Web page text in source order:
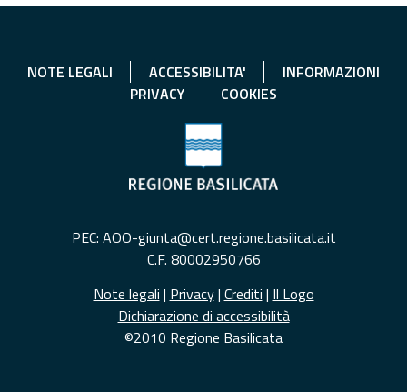
NOTE LEGALI ACCESSIBILITA'
INFORMAZIONI
PRIVACY
COOKIES
PEC: AOO-giunta@cert.regione.basilicata.it
C.F. 80002950766
Note legali | Privacy| Crediti | Il Logo
Dichiarazione di accessibilità
©2010 Regione Basilicata